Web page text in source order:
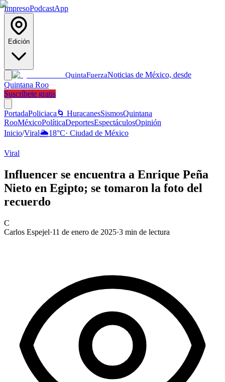
ImpresoPodcastApp
Edición
QuintaFuerzaNoticias de México, desde
Quintana Roo
Suscríbete gratis
PortadaPoliciaca 🌀 HuracanesSismosQuintana
RooMéxicoPolíticaDeportesEspectáculosOpinión
Inicio/Viral🌦️18°C· Ciudad de México
Viral
Influencer se encuentra a Enrique Peña
Nieto en Egipto; se tomaron la foto del
recuerdo
C
Carlos Espejel·11 de enero de 2025·3 min de lectura